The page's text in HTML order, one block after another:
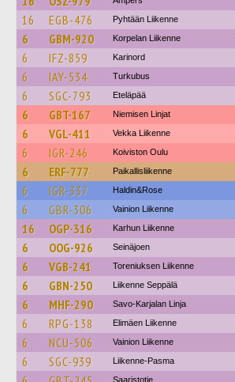
16 EGB-476 Pyhtään Liikenne
6 GBM-920 Korpelan Liikenne
6 IFZ-859 Karinord
6 IAY-534 Turkubus
6 SGC-793 Eteläpää
6 GBT-167 Niemisen Linjat
6 VGL-411 Vekka Liikenne
6 IGR-246 Koiviston Oulu
6 ERF-777 Paikallisliikenne
6 IGR-337 Haldin&Rose
6 GBR-306 Vainion Liikenne
16 OGP-316 Karhun Liikenne
6 OOG-926 Seinäjoen
6 VGB-241 Toreniuksen Liikenne
6 GBN-250 Liikenne Seppälä
6 MHF-290 Savo-Karjalan Linja
6 RPG-138 Elimäen Liikenne
6 NCU-506 Vainion Liikenne
6 SGC-939 Liikenne-Pasma
Saaristotie